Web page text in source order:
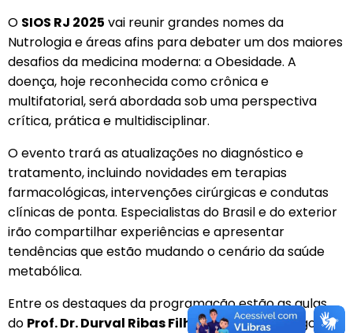
O SIOS RJ 2025 vai reunir grandes nomes da
Nutrologia e áreas afins para debater um dos maiores
desafios da medicina moderna: a Obesidade. A
doença, hoje reconhecida como crônica e
multifatorial, será abordada sob uma perspectiva
crítica, prática e multidisciplinar.
O evento trará as atualizações no diagnóstico e
tratamento, incluindo novidades em terapias
farmacológicas, intervenções cirúrgicas e condutas
clínicas de ponta. Especialistas do Brasil e do exterior
irão compartilhar experiências e apresentar
tendências que estão mudando o cenário da saúde
metabólica.
Entre os destaques da programação estão as aulas
do Prof. Dr. Durval Ribas Filho, médico nutrólogo,